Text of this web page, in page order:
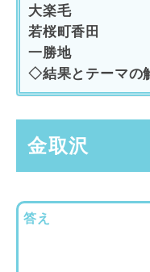
大楽毛
若桜町香田
一勝地
◇結果とテーマの
金取沢
答え